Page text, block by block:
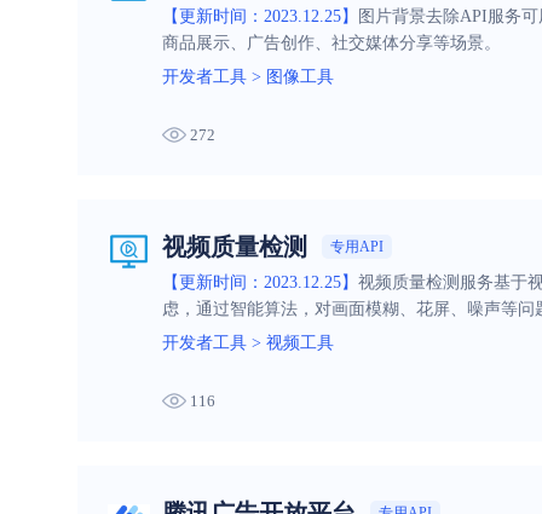
【更新时间：2023.12.25】
图片背景去除API服务
商品展示、广告创作、社交媒体分享等场景。
开发者工具 > 图像工具
272
视频质量检测 专用API
【更新时间：2023.12.25】 视频质量检测服务基于
虑，通过智能算法，对画面模糊、花屏、噪声等
开发者工具 > 视频工具
116